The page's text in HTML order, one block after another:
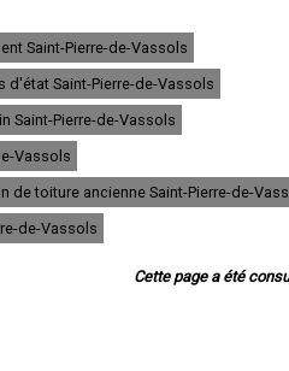
Sorgue
Fontaines
Saint-Pierre-de-Vassols
d'état Saint-Pierre-de-Vassols
Saint-Pierre-de-Vassols
Vassols
de toiture ancienne Saint-Pierre-de-
de-Vassols
Cette page a été